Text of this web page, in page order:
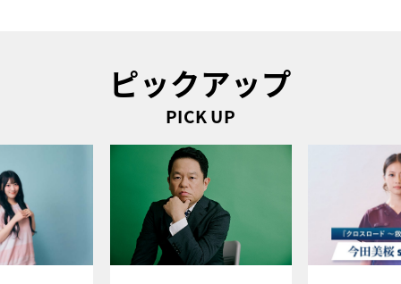
ピックアップ
PICK UP